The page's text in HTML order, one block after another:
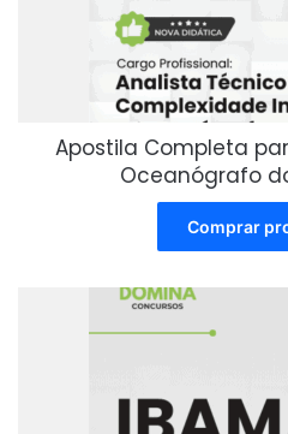
Apostila Completa
Oceanógrafo
Comprar